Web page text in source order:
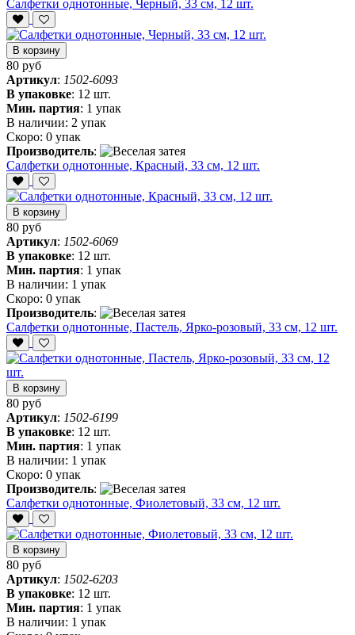
Салфетки однотонные, Черный, 33 см, 12 шт.
В корзину
80 руб
Артикул: 1502-6093
В упаковке: 12 шт.
Мин. партия: 1 упак
В наличии: 2 упак
Скоро: 0 упак
Производитель:
Салфетки однотонные, Красный, 33 см, 12 шт.
В корзину
80 руб
Артикул: 1502-6069
В упаковке: 12 шт.
Мин. партия: 1 упак
В наличии: 1 упак
Скоро: 0 упак
Производитель:
Салфетки однотонные, Пастель, Ярко-розовый, 33 см, 12 шт.
В корзину
80 руб
Артикул: 1502-6199
В упаковке: 12 шт.
Мин. партия: 1 упак
В наличии: 1 упак
Скоро: 0 упак
Производитель:
Салфетки однотонные, Фиолетовый, 33 см, 12 шт.
В корзину
80 руб
Артикул: 1502-6203
В упаковке: 12 шт.
Мин. партия: 1 упак
В наличии: 1 упак